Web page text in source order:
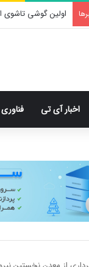
اولین گوشی تاشوی
اخبار آی تی فناوری